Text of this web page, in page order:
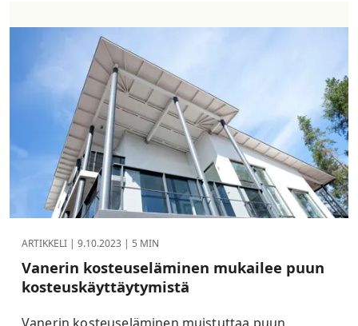
ARTIKKELI | 9.10.2023 | 5 MIN
Vanerin kosteuseläminen mukailee puun
kosteuskäyttäytymistä